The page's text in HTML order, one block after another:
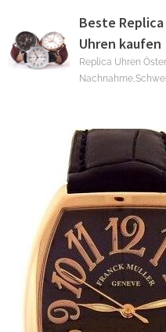
content
Beste
Uhren kaufen
Replica Uhren